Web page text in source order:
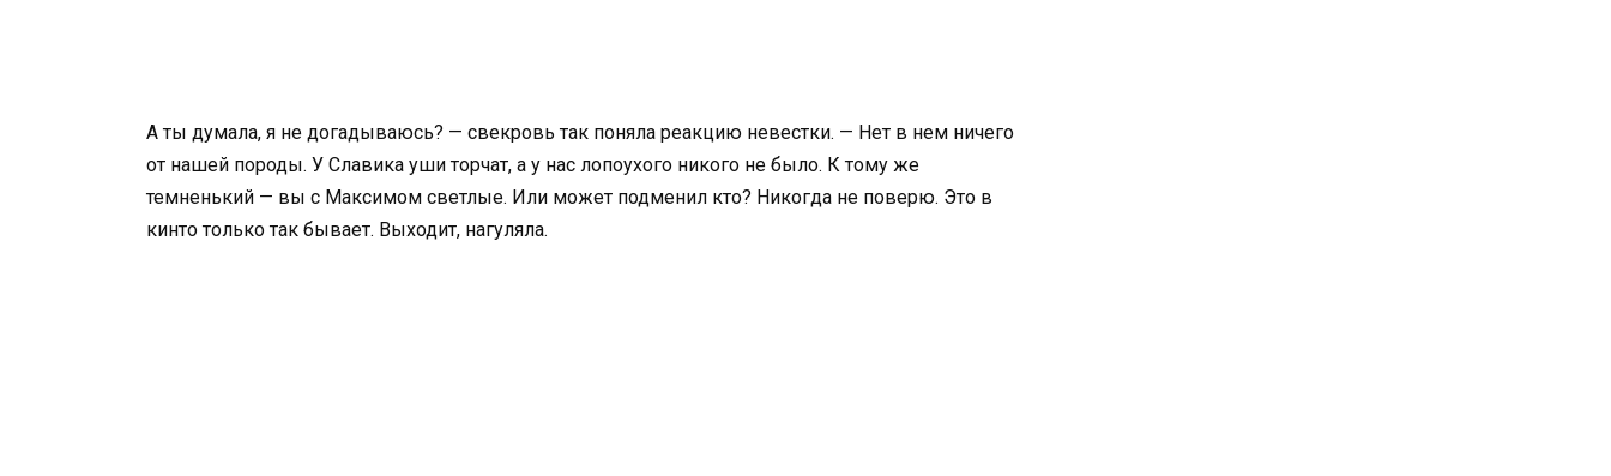
А ты думала, я не догадываюсь? — свекровь так поняла реакцию невестки. — Нет в нем ничего
от нашей породы. У Славика уши торчат, а у нас лопоухого никого не было. К тому же
темненький — вы с Максимом светлые. Или может подменил кто? Никогда не поверю. Это в
кинто только так бывает. Выходит, нагуляла.